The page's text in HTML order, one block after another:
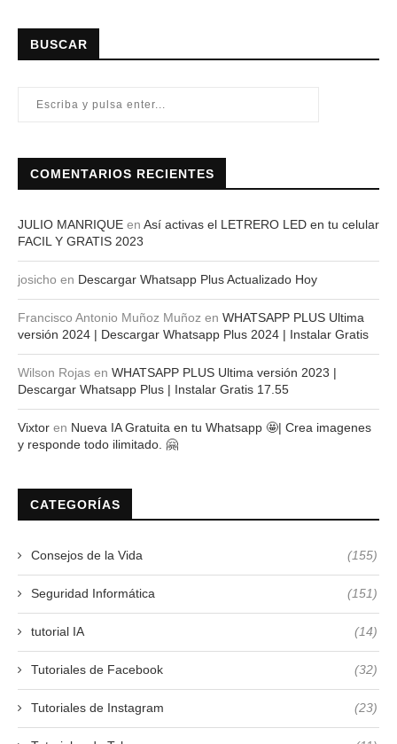
BUSCAR
COMENTARIOS RECIENTES
JULIO MANRIQUE en Así activas el LETRERO LED en tu celular
FACIL Y GRATIS 2023
josicho en Descargar Whatsapp Plus Actualizado Hoy
Francisco Antonio Muñoz Muñoz en WHATSAPP PLUS Ultima
versión 2024 | Descargar Whatsapp Plus 2024 | Instalar Gratis
Wilson Rojas en WHATSAPP PLUS Ultima versión 2023 |
Descargar Whatsapp Plus | Instalar Gratis 17.55
Vixtor en Nueva IA Gratuita en tu Whatsapp 🤩| Crea imagenes
y responde todo ilimitado. 🤗
CATEGORÍAS
Consejos de la Vida (155)
Seguridad Informática (151)
tutorial IA (14)
Tutoriales de Facebook (32)
Tutoriales de Instagram (23)